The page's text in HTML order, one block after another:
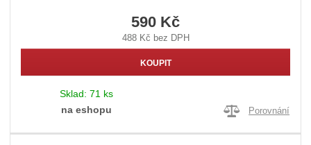
590 Kč
488 Kč bez DPH
KOUPIT
Sklad: 71 ks
na eshopu
Porovnání